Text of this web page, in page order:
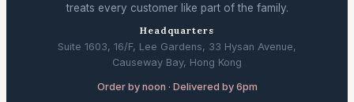
treats every customer like part of the family.
Headquarters
Suite 1603, 16/F, Lee Gardens, 33 Hysan Avenue,
Causeway Bay, Hong Kong
Order by noon · Delivered by 6pm